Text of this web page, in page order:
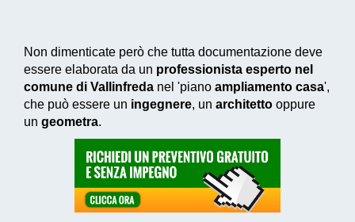
Non dimenticate però che tutta documentazione deve
essere elaborata da un professionista esperto nel
comune di Vallinfreda nel 'piano ampliamento casa',
che può essere un ingegnere, un architetto oppure
un geometra.